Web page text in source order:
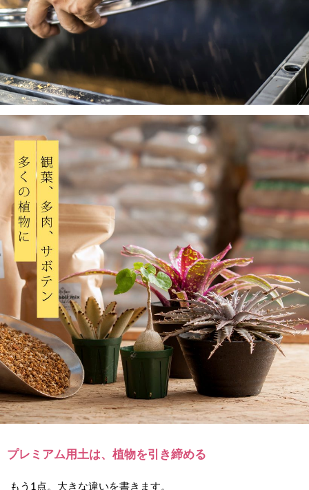
プレミアム用土は、植物を引き締める
もう1点。大きな違いを書きます。